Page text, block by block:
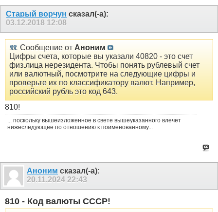
Старый ворчун сказал(-а):
03.12.2018 12:08
Сообщение от Аноним
Цифры счета, которые вы указали 40820 - это счет
физ.лица нерезидента. Чтобы понять рублевый счет
или валютный, посмотрите на следующие цифры и
проверьте их по классификатору валют. Например,
российский рубль это код 643.
810!
... поскольку вышеизложенное в свете вышеуказанного влечет
нижеследующее по отношению к поименованному...
Аноним сказал(-а):
20.11.2024 22:43
810 - Код валюты СССР!